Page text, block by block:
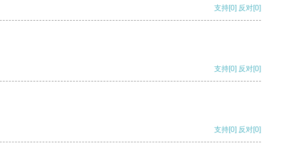
支持[0] 反对[0]
支持[0] 反对[0]
支持[0] 反对[0]